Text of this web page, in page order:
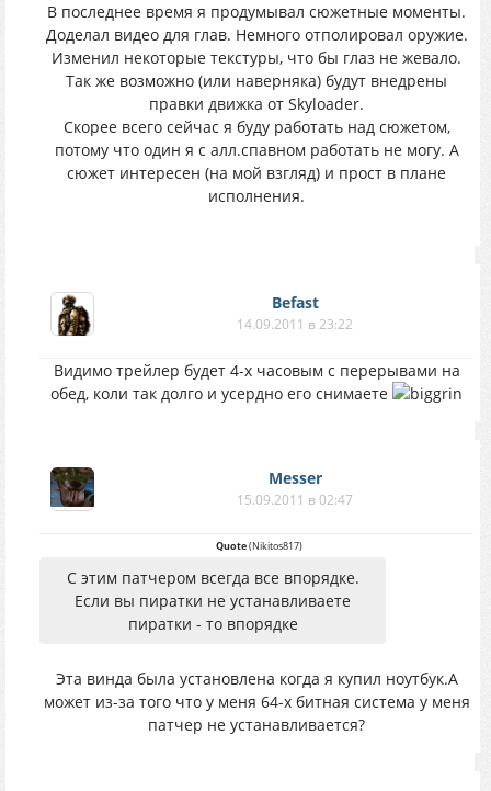
В последнее время я продумывал сюжетные моменты.
Доделал видео для глав. Немного отполировал оружие.
Изменил некоторые текстуры, что бы глаз не жевало.
Так же возможно (или наверняка) будут внедрены
правки движка от Skyloader.
Скорее всего сейчас я буду работать над сюжетом,
потому что один я с алл.спавном работать не могу. А
сюжет интересен (на мой взгляд) и прост в плане
исполнения.
Befast
14.09.2011 в 23:22
Видимо трейлер будет 4-х часовым с перерывами на
обед, коли так долго и усердно его снимаете
Messer
15.09.2011 в 02:47
Quote(Nikitos817)
С этим патчером всегда все впорядке.
Если вы пиратки не устанавливаете
пиратки - то впорядке
Эта винда была установлена когда я купил ноутбук.А
может из-за того что у меня 64-х битная система у меня
патчер не устанавливается?